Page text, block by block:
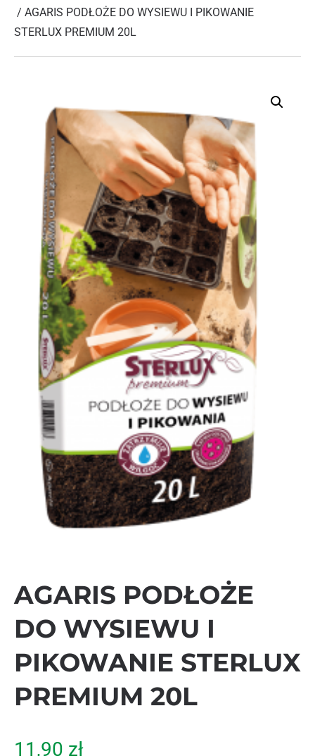
/ AGARIS PODŁOŻE DO WYSIEWU I PIKOWANIE
STERLUX PREMIUM 20L
AGARIS PODŁOŻE
DO WYSIEWU I
PIKOWANIE STERLUX
PREMIUM 20L
11,90 zł